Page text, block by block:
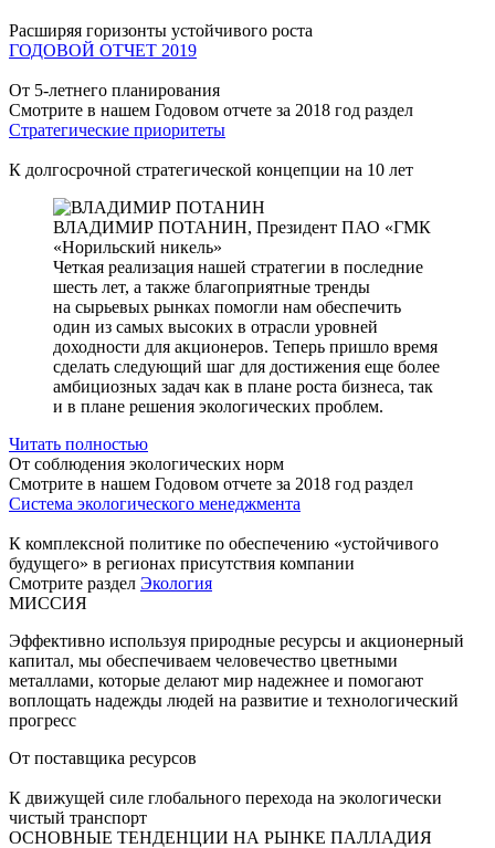
Расширяя горизонты устойчивого роста
ГОДОВОЙ ОТЧЕТ 2019
От 5-летнего планирования
Смотрите в нашем Годовом отчете за 2018 год раздел
Стратегические приоритеты
К долгосрочной стратегической концепции на 10 лет
ВЛАДИМИР ПОТАНИН, Президент ПАО «ГМК
«Норильский никель»
Четкая реализация нашей стратегии в последние
шесть лет, а также благоприятные тренды
на сырьевых рынках помогли нам обеспечить
один из самых высоких в отрасли уровней
доходности для акционеров. Теперь пришло время
сделать следующий шаг для достижения еще более
амбициозных задач как в плане роста бизнеса, так
и в плане решения экологических проблем.
Читать полностью
От соблюдения экологических норм
Смотрите в нашем Годовом отчете за 2018 год раздел
Система экологического менеджмента
К комплексной политике по обеспечению «устойчивого
будущего» в регионах присутствия компании
Смотрите раздел Экология
МИССИЯ
Эффективно используя природные ресурсы и акционерный
капитал, мы обеспечиваем человечество цветными
металлами, которые делают мир надежнее и помогают
воплощать надежды людей на развитие и технологический
прогресс
От поставщика ресурсов
К движущей силе глобального перехода на экологически
чистый транспорт
ОСНОВНЫЕ ТЕНДЕНЦИИ НА РЫНКЕ ПАЛЛАДИЯ